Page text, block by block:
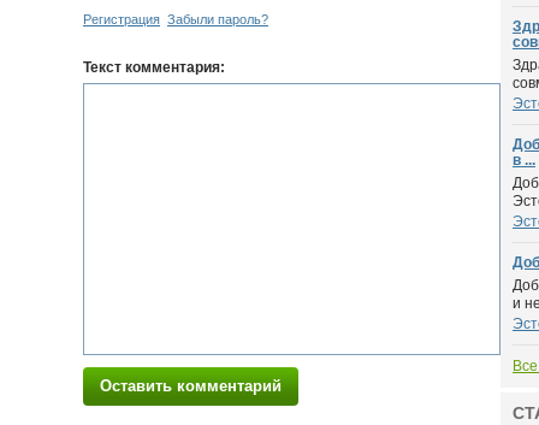
Регистрация Забыли пароль?
Текст комментария:
Оставить комментарий
в ...
и